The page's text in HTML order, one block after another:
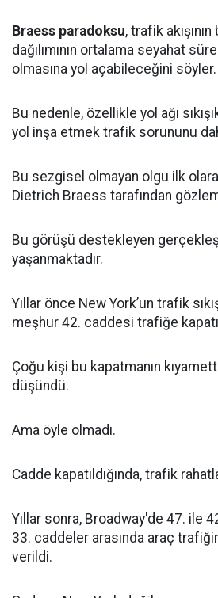
Braess paradoksu, trafik
dağılımının ortalama seyahat
olmasına yol açabileceğini söyler.
Bu nedenle, özellikle yol ağı
yol inşa etmek trafik sorununu
Bu sezgisel olmayan olgu ilk
Dietrich Braess tarafından
Bu görüşü destekleyen
yaşanmaktadır.
Yıllar önce New York’un trafik
meşhur 42. caddesi trafiğe
Çoğu kişi bu kapatmanın
düşündü.
Ama öyle olmadı.
Cadde kapatıldığında, trafik
Yıllar sonra, Broadway'de 47. ile
33. caddeler arasında araç
verildi.